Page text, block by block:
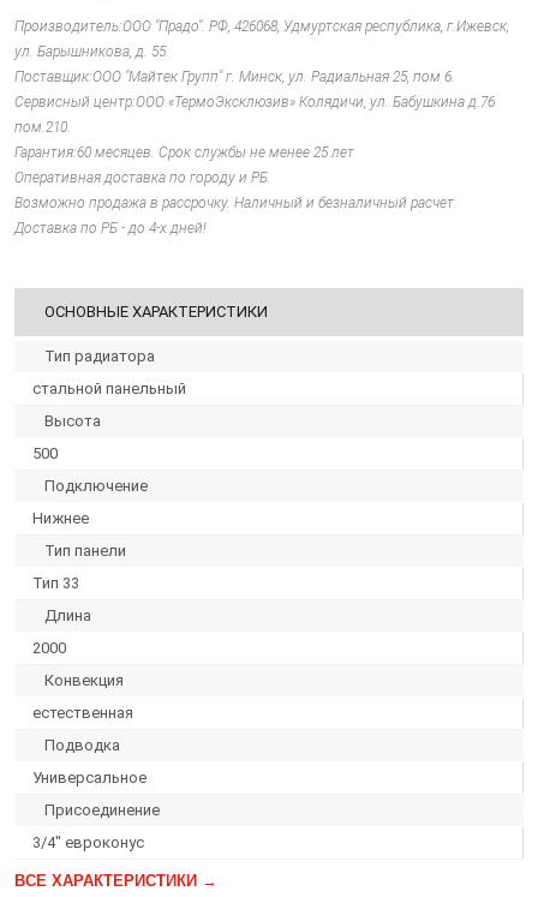
Производитель:ООО "Прадо". РФ, 426068, Удмуртская республика, г.Ижевск,
ул. Барышникова, д. 55.
Поставщик:ООО "Майтек Групп" г. Минск, ул. Радиальная 25, пом 6.
Сервисный центр:ООО «ТермоЭксклюзив» Колядичи, ул. Бабушкина д.76
пом.210.
Гарантия:60 месяцев. Срок службы не менее 25 лет
Оперативная доставка по городу и РБ.
Возможно продажа в рассрочку. Наличный и безналичный расчет.
Доставка по РБ - до 4-х дней!
ОСНОВНЫЕ ХАРАКТЕРИСТИКИ
Тип радиатора
стальной панельный
Высота
500
Подключение
Нижнее
Тип панели
Тип 33
Длина
2000
Конвекция
естественная
Подводка
Универсальное
Присоединение
3/4″ евроконус
ВСЕ ХАРАКТЕРИСТИКИ →